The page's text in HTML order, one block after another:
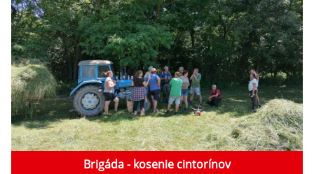
Brigáda - kosenie cintorínov